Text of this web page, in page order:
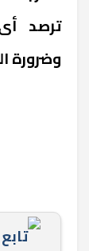
ترصد
وضرورة